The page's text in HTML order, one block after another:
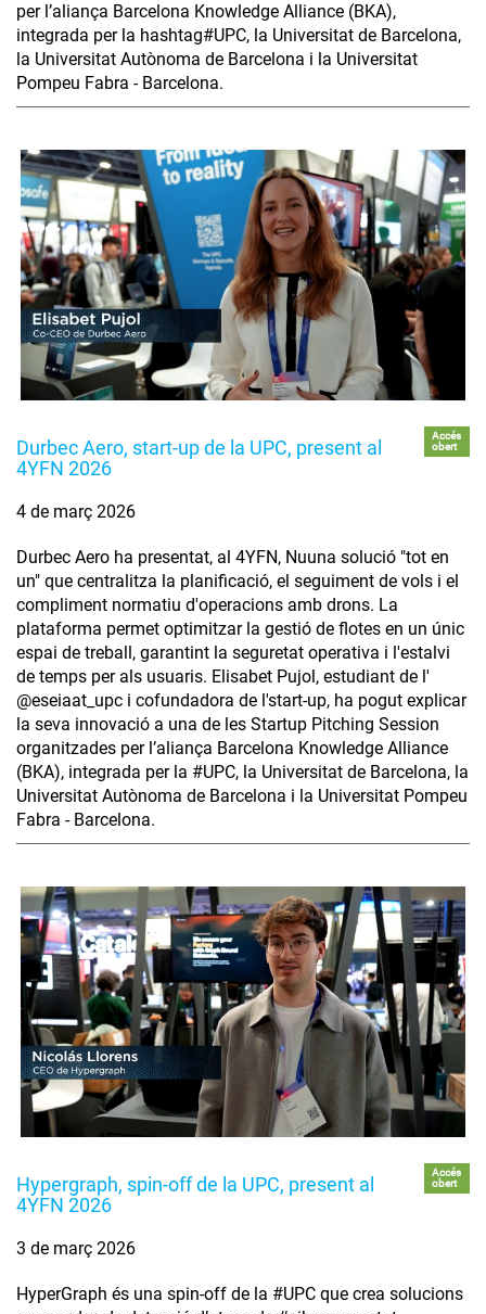
per l’aliança Barcelona Knowledge Alliance (BKA),
integrada per la hashtag#UPC, la Universitat de Barcelona,
la Universitat Autònoma de Barcelona i la Universitat
Pompeu Fabra - Barcelona.
Durbec Aero, start-up de la UPC, present al
4YFN 2026
Accés
obert
4 de març 2026
Durbec Aero ha presentat, al 4YFN, Nuuna solució "tot en
un" que centralitza la planificació, el seguiment de vols i el
compliment normatiu d'operacions amb drons. La
plataforma permet optimitzar la gestió de flotes en un únic
espai de treball, garantint la seguretat operativa i l'estalvi
de temps per als usuaris. Elisabet Pujol, estudiant de l'
@eseiaat_upc i cofundadora de l'start-up, ha pogut explicar
la seva innovació a una de les Startup Pitching Session
organitzades per l’aliança Barcelona Knowledge Alliance
(BKA), integrada per la #UPC, la Universitat de Barcelona, la
Universitat Autònoma de Barcelona i la Universitat Pompeu
Fabra - Barcelona.
Hypergraph, spin-off de la UPC, present al
4YFN 2026
Accés
obert
3 de març 2026
HyperGraph és una spin-off de la #UPC que crea solucions